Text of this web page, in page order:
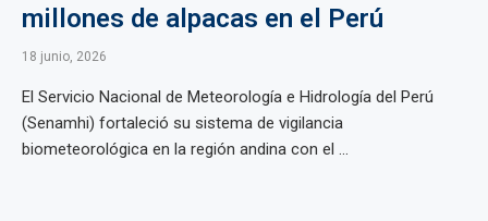
millones de alpacas en el Perú
18 junio, 2026
El Servicio Nacional de Meteorología e Hidrología del Perú
(Senamhi) fortaleció su sistema de vigilancia
biometeorológica en la región andina con el ...